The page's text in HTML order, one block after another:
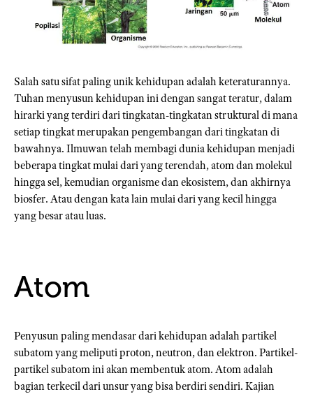
Salah satu sifat paling unik kehidupan adalah keteraturannya.
Tuhan menyusun kehidupan ini dengan sangat teratur, dalam
hirarki yang terdiri dari tingkatan-tingkatan struktural di mana
setiap tingkat merupakan pengembangan dari tingkatan di
bawahnya. Ilmuwan telah membagi dunia kehidupan menjadi
beberapa tingkat mulai dari yang terendah, atom dan molekul
hingga sel, kemudian organisme dan ekosistem, dan akhirnya
biosfer. Atau dengan kata lain mulai dari yang kecil hingga
yang besar atau luas.
Atom
Penyusun paling mendasar dari kehidupan adalah partikel
subatom yang meliputi proton, neutron, dan elektron. Partikel-
partikel subatom ini akan membentuk atom. Atom adalah
bagian terkecil dari unsur yang bisa berdiri sendiri. Kajian